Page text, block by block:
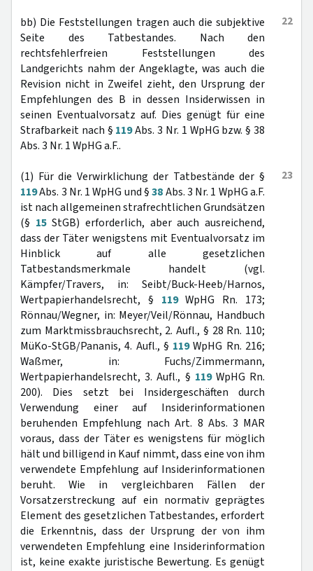
22
bb) Die Feststellungen tragen auch die subjektive
Seite des Tatbestandes. Nach den
rechtsfehlerfreien Feststellungen des
Landgerichts nahm der Angeklagte, was auch die
Revision nicht in Zweifel zieht, den Ursprung der
Empfehlungen des B in dessen Insiderwissen in
seinen Eventualvorsatz auf. Dies genügt für eine
Strafbarkeit nach § 119Abs. 3 Nr. 1 WpHG bzw. § 38
Abs. 3 Nr. 1 WpHG a.F..
23
(1) Für die Verwirklichung der Tatbestände der §
119Abs. 3 Nr. 1 WpHG und §38Abs. 3 Nr. 1 WpHG a.F.
ist nach allgemeinen strafrechtlichen Grundsätzen
(§ 15StGB) erforderlich, aber auch ausreichend,
dass der Täter wenigstens mit Eventualvorsatz im
Hinblick auf alle gesetzlichen
Tatbestandsmerkmale handelt (vgl.
Kämpfer/Travers, in: Seibt/Buck-Heeb/Harnos,
Wertpapierhandelsrecht, § 119WpHG Rn. 173;
Rönnau/Wegner, in: Meyer/Veil/Rönnau, Handbuch
zum Marktmissbrauchsrecht, 2. Aufl., § 28 Rn. 110;
MüKo-StGB/Pananis, 4. Aufl., § 119WpHG Rn. 216;
Waßmer, in: Fuchs/Zimmermann,
Wertpapierhandelsrecht, 3. Aufl., § 119WpHG Rn.
200). Dies setzt bei Insidergeschäften durch
Verwendung einer auf Insiderinformationen
beruhenden Empfehlung nach Art. 8 Abs. 3 MAR
voraus, dass der Täter es wenigstens für möglich
hält und billigend in Kauf nimmt, dass eine von ihm
verwendete Empfehlung auf Insiderinformationen
beruht. Wie in vergleichbaren Fällen der
Vorsatzerstreckung auf ein normativ geprägtes
Element des gesetzlichen Tatbestandes, erfordert
die Erkenntnis, dass der Ursprung der von ihm
verwendeten Empfehlung eine Insiderinformation
ist, keine exakte juristische Bewertung. Es genügt